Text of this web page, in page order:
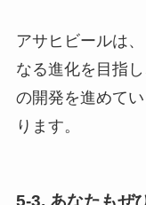
アサヒビールは
なる進化を目指
の開発を進めて
ります。
5-3. あなたもぜ